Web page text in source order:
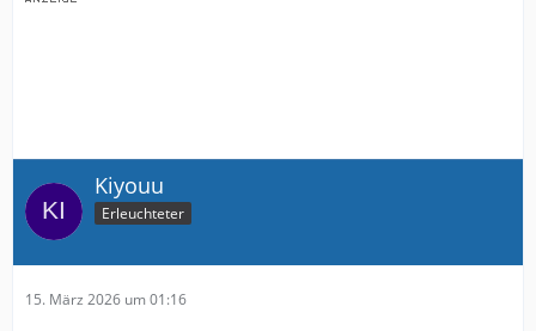
Kiyouu
Erleuchteter
15. März 2026 um 01:16